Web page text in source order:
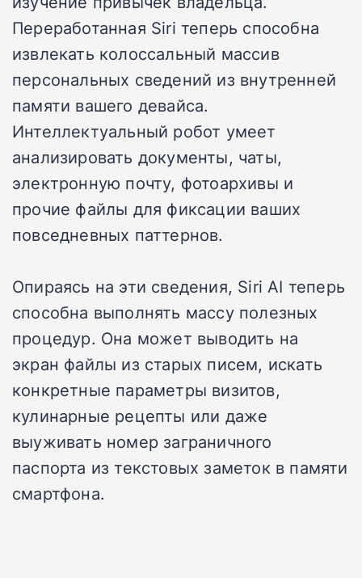
Переработанная Siri теперь способна
извлекать колоссальный массив
персональных сведений из внутренней
памяти вашего девайса.
Интеллектуальный робот умеет
анализировать документы, чаты,
электронную почту, фотоархивы и
прочие файлы для фиксации ваших
повседневных паттернов.
Опираясь на эти сведения, Siri AI теперь
способна выполнять массу полезных
процедур. Она может выводить на
экран файлы из старых писем, искать
конкретные параметры визитов,
кулинарные рецепты или даже
выуживать номер заграничного
паспорта из текстовых заметок в памяти
смартфона.